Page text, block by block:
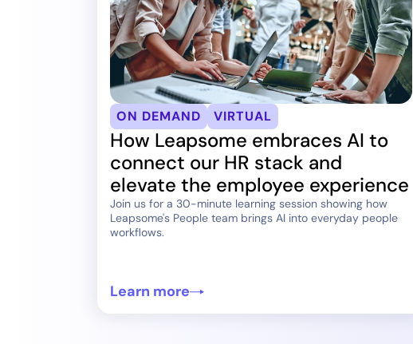
ON DEMAND VIRTUAL
How Leapsome embraces AI to
connect our HR stack and
elevate the employee experience
Join us for a 30-minute learning session showing how
Leapsome's People team brings AI into everyday people
workflows.
Learn more